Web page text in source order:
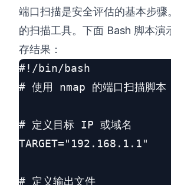
端口扫描是安全评估的基本步
的扫描工具。下面 Bash 脚本演
存结果：
#!/bin/bash
# 使用 nmap 的端口扫描脚本
# 定义目标 IP 或域名
TARGET="192.168.1.1"
# 定义输出文件